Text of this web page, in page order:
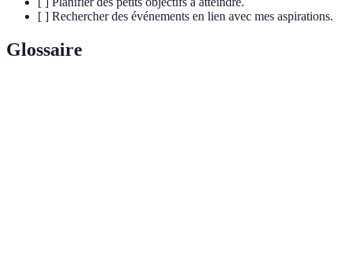
[ ] Rechercher des événements en lien avec mes aspirations.
Glossaire